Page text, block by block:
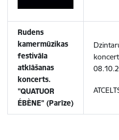
Rudens
kamermūzikas
festivāla
atklāšanas
koncerts.
"QUATUOR
ÉBÈNE" (Parīze)